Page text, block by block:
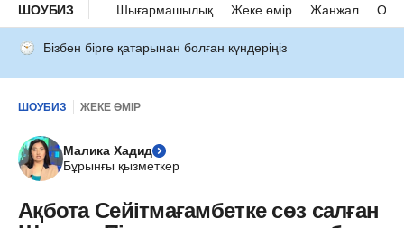
ШОУБИЗ Шығармашылық Жеке өмір Жанжал
Бізбен бірге қатарынан болған күндеріңіз
ШОУБИЗ ЖЕКЕ ӨМІР
Малика Хадид
Бұрынғы қызметкер
Ақбота Сейітмағамбетке сөз салған